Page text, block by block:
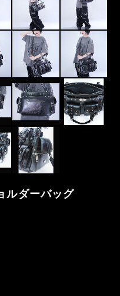
ルダーバッグ